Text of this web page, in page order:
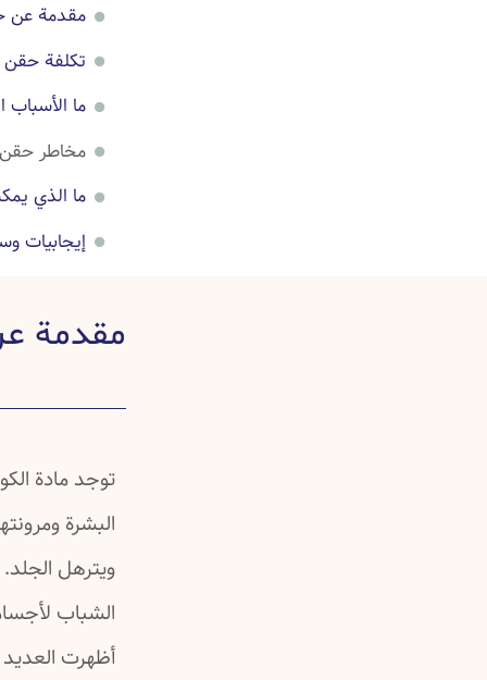
مقدمة عن
تكلفة حقن
ما
مخاطر حقن
ما الذي
إيجابيات
صور قبل
دراسات
مقدمة
توجد مادة
البشرة
ويترهل
الشباب
أظهرت العديد